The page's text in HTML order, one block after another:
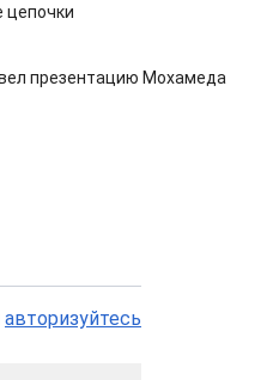
цепочки
презентацию Мохамеда
авторизуйтесь